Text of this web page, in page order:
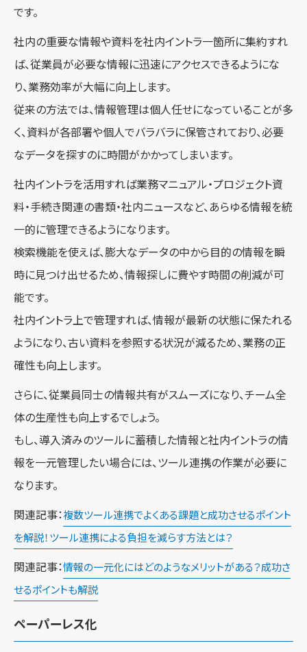
です。
社内の重要な情報や資料を社内イントラ一箇所に集約すれ
ば、従業員が必要な情報に迅速にアクセスできるようにな
り、業務効率が大幅に向上します。
従来の方法では、情報管理は個人任せになっていることが多
く、資料が各部署や個人でバラバラに保管されており、必要
なデータを探すのに時間がかかってしまいます。
社内イントラを活用すれば業務マニュアル・プロジェクト資
料・手続き関連の書類・社内ニュースなど、あらゆる情報を統
一的に管理できるようになります。
検索機能を使えば、膨大なデータの中から目的の情報を瞬
時に見つけ出せるため、情報探しに費やす時間の削減が可
能です。
社内イントラ上で管理すれば、情報が最新の状態に保たれる
ようになり、古い資料を参照する状況が減るため、業務の正
確性も向上します。
さらに、従業員同士の情報共有がスムーズになり、チーム全
体の生産性も向上するでしょう。
もし、導入済みのツールに蓄積した情報と社内イントラの情
報を一元管理したい場合には、ツール連携の作業が必要に
なります。
関連記事： 複数ツール連携でよくある課題と成功させるポイント
を解説！ツール連携による負担を減らす方法とは？
関連記事：情報の一元化にはどのようなメリットがある？成功さ
せるポイントも解説
ペーパーレス化